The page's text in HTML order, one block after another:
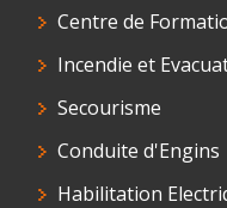
Centre de
Incendie et
Secourisme
Conduite d'Engins
Habilitation